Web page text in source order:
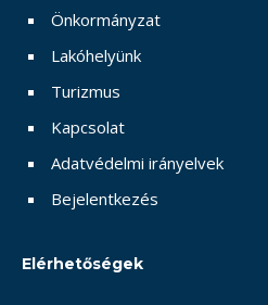
Önkormányzat
Lakóhelyünk
Turizmus
Kapcsolat
Adatvédelmi irányelvek
Bejelentkezés
Elérhetőségek